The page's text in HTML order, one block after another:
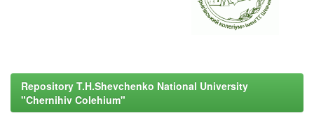
Repository T.H.Shevchenko National University
"Chernihiv Colehium"